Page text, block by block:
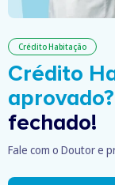
Crédito Habitação
Crédito
aprovado?
fechado!
Fale com o Doutor e